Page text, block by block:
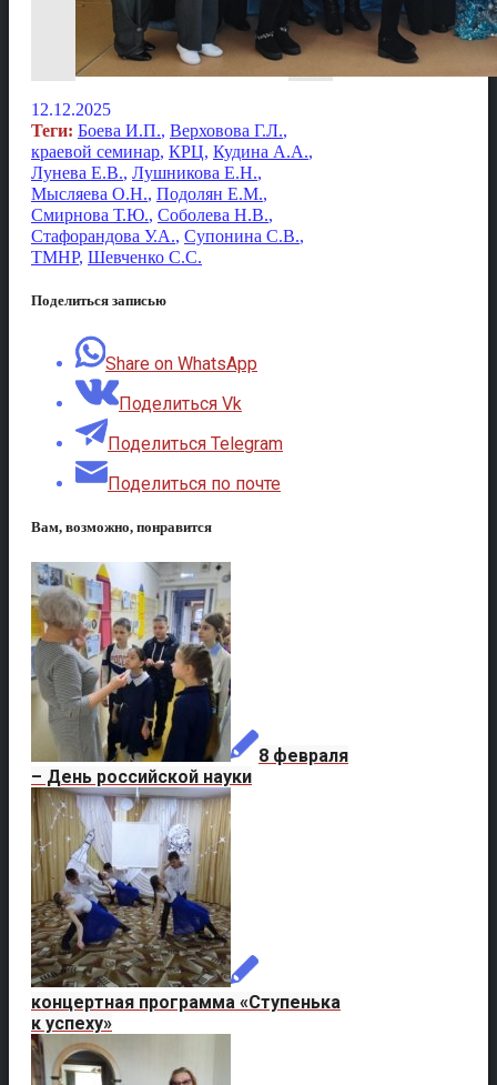
12.12.2025
Теги: Боева И.П., Верховова Г.Л.,
краевой семинар, КРЦ, Кудина А.А.,
Лунева Е.В., Лушникова Е.Н.,
Мысляева О.Н., Подолян Е.М.,
Смирнова Т.Ю., Соболева Н.В.,
Стафорандова У.А., Супонина С.В.,
ТМНР, Шевченко С.С.
Поделиться записью
Share on WhatsApp
Поделиться Vk
Поделиться Telegram
Поделиться по почте
Вам, возможно, понравится
8 февраля
– День российской науки
концертная программа «Ступенька
к успеху»